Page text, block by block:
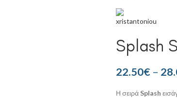
Splash
22.50€ –
Η σειρά Splash